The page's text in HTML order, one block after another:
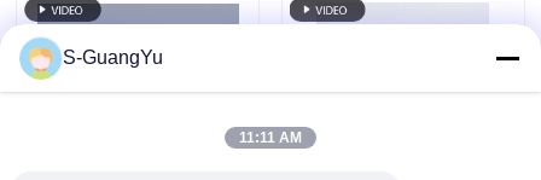
S-GuangYu
11:11 AM